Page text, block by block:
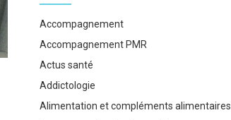
Accompagnement
Accompagnement PMR
Actus santé
Addictologie
Alimentation et compléments alimentaires